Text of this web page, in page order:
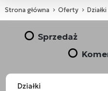
Strona główna Oferty Działki
Sprzedaż